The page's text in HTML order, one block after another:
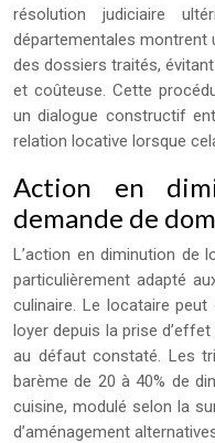
résolution judiciaire
départementales montrent
des dossiers traités,
et coûteuse. Cette
un dialogue constructif
relation locative lorsque
Action en
demande de
L’action en diminution de
particulièrement adapté
culinaire. Le locataire
loyer depuis la prise
au défaut constaté. Les
barème de 20 à 40% de
cuisine, modulé selon la
d’aménagement